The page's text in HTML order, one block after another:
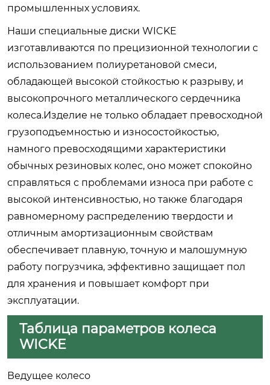
промышленных условиях.
Наши специальные диски WICKE
изготавливаются по прецизионной технологии с
использованием полиуретановой смеси,
обладающей высокой стойкостью к разрыву, и
высокопрочного металлического сердечника
колеса.Изделие не только обладает превосходной
грузоподъемностью и износостойкостью,
намного превосходящими характеристики
обычных резиновых колес, оно может спокойно
справляться с проблемами износа при работе с
высокой интенсивностью, но также благодаря
равномерному распределению твердости и
отличным амортизационным свойствам
обеспечивает плавную, точную и малошумную
работу погрузчика, эффективно защищает пол
для хранения и повышает комфорт при
эксплуатации.
Таблица параметров колеса
WICKE
Ведущее колесо